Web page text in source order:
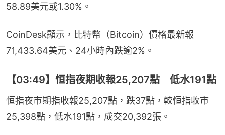
58.89美元或1.30%。
CoinDesk顯示，比特幣（Bitcoin）價格最新報
71,433.64美元、24小時內跌逾2%。
【03:49】恒指夜期收報25,207點 低水191點
恒指夜市期指收報25,207點，跌37點，較恒指收市
25,398點，低水191點，成交20,392張。